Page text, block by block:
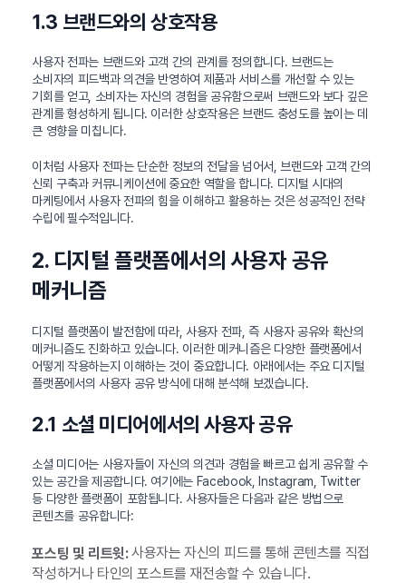
1.3 브랜드와의 상호작용
사용자 전파는 브랜드와 고객 간의 관계를 정의합니다. 브랜드는
소비자의 피드백과 의견을 반영하여 제품과 서비스를 개선할 수 있는
기회를 얻고, 소비자는 자신의 경험을 공유함으로써 브랜드와 보다 깊은
관계를 형성하게 됩니다. 이러한 상호작용은 브랜드 충성도를 높이는 데
큰 영향을 미칩니다.
이처럼 사용자 전파는 단순한 정보의 전달을 넘어서, 브랜드와 고객 간의
신뢰 구축과 커뮤니케이션에 중요한 역할을 합니다. 디지털 시대의
마케팅에서 사용자 전파의 힘을 이해하고 활용하는 것은 성공적인 전략
수립에 필수적입니다.
2. 디지털 플랫폼에서의 사용자 공유
메커니즘
디지털 플랫폼이 발전함에 따라, 사용자 전파, 즉 사용자 공유와 확산의
메커니즘도 진화하고 있습니다. 이러한 메커니즘은 다양한 플랫폼에서
어떻게 작용하는지 이해하는 것이 중요합니다. 아래에서는 주요 디지털
플랫폼에서의 사용자 공유 방식에 대해 분석해 보겠습니다.
2.1 소셜 미디어에서의 사용자 공유
소셜 미디어는 사용자들이 자신의 의견과 경험을 빠르고 쉽게 공유할 수
있는 공간을 제공합니다. 여기에는 Facebook, Instagram, Twitter
등 다양한 플랫폼이 포함됩니다. 사용자들은 다음과 같은 방법으로
콘텐츠를 공유합니다:
포스팅 및 리트윗:사용자는 자신의 피드를 통해 콘텐츠를 직접
작성하거나 타인의 포스트를 재전송할 수 있습니다.